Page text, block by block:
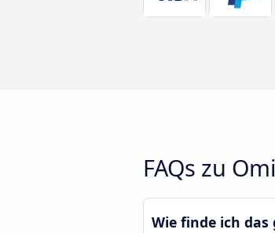
FAQs zu
Wie finde ich